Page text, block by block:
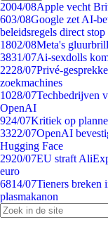
2004/08Apple vecht
603/08Google zet AI-
beleidsregels direct stop
1802/08Meta's
3831/07Ai-sexdolls
2228/07Privé-
zoekmachines
1028/07Techbedrijven
OpenAI
924/07Kritiek op
3322/07OpenAI
Hugging Face
2920/07EU straft
euro
6814/07Tieners breken
plasmakanon